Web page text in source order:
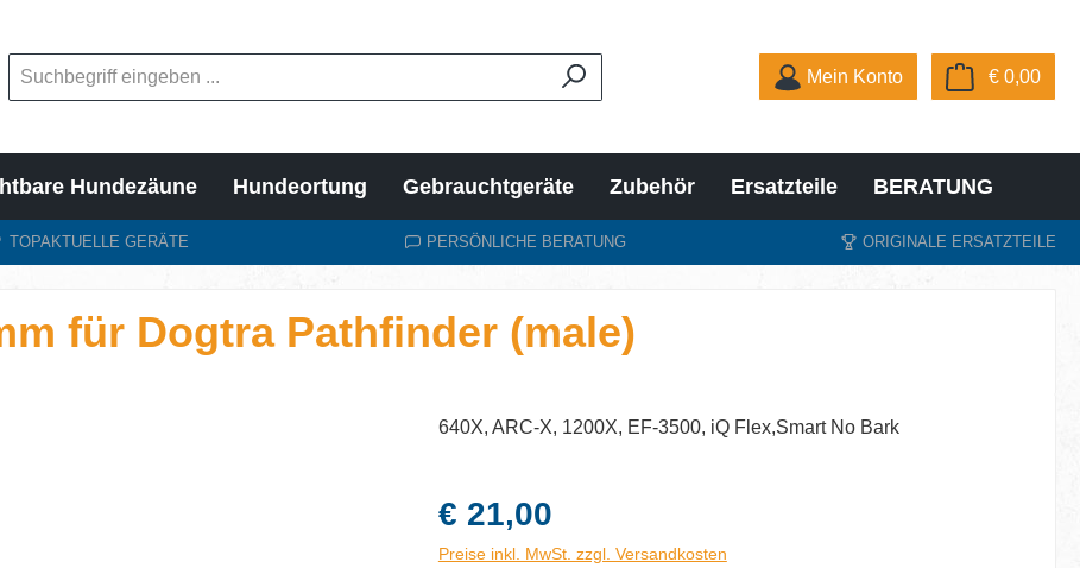
Mein Konto € 0,00
Hundezäune Hundeortung Gebrauchtgeräte Zubehör Ersatzteile BERATUNG
TOPAKTUELLE GERÄTE PERSÖNLICHE BERATUNG ORIGINALE ERSATZTEILE
für Dogtra Pathfinder (male)
640X, ARC-X, 1200X, EF-3500, iQ Flex,Smart No Bark
Regulärer Preis:
€ 21,00
Preise inkl. MwSt. zzgl. Versandkosten